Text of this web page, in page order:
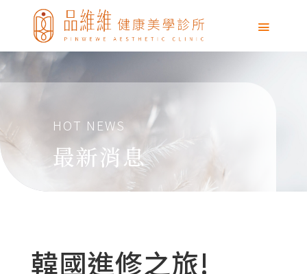
HOT NEWS
最新消息
韓國進修之旅!